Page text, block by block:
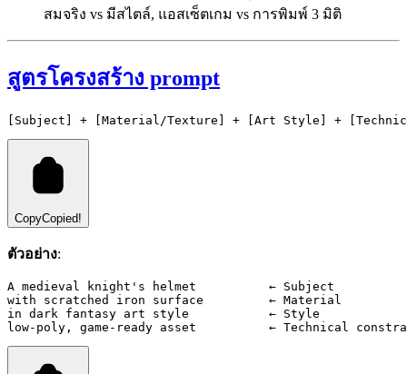
สมจริง vs มีสไตล์, แอสเซ็ตเกม vs การพิมพ์ 3 มิติ
สูตรโครงสร้าง prompt
[Subject] + [Material/Texture] + [Art Style] +
CopyCopied!
ตัวอย่าง:
A medieval knight's helmet          ← Subject
with scratched iron surface         ← Material
in dark fantasy art style           ← Style
low-poly, game-ready asset          ← Technical